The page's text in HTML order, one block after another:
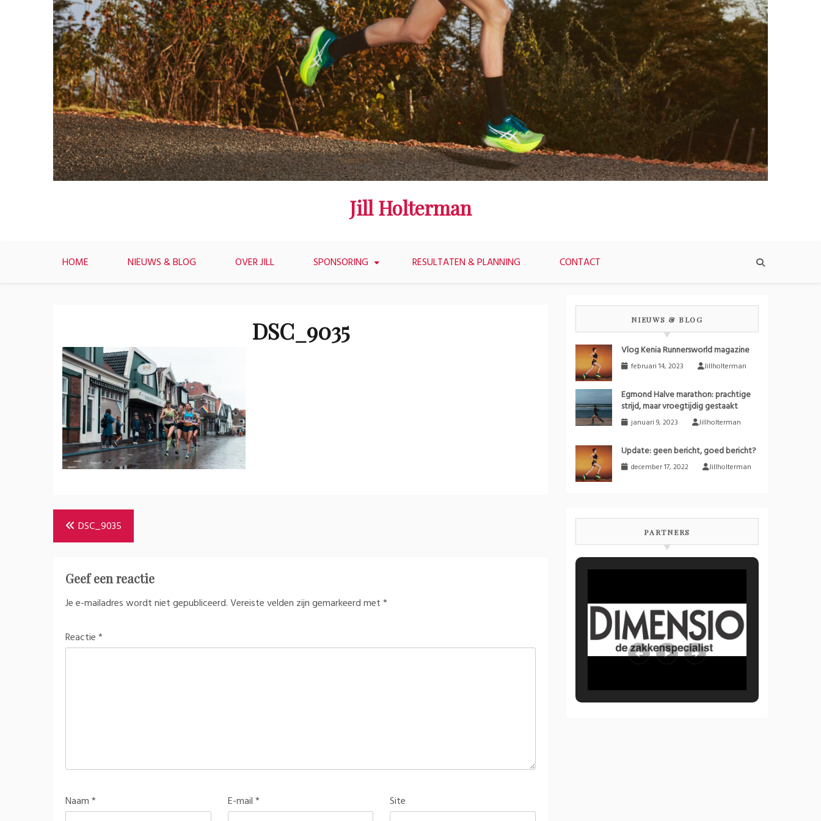
Jill Holterman
HOME NIEUWS & BLOG OVER JILL SPONSORING RESULTATEN & PLANNING CONTACT
DSC_9035
Bericht
navigatie
DSC_9035
Geef een reactie
Je e-mailadres wordt niet gepubliceerd.Vereiste velden zijn gemarkeerd met*
Reactie*
Naam* E-mail* Site
NIEUWS & BLOG
Vlog Kenia Runnersworld magazine
februari 14, 2023 Jillholterman
Egmond Halve marathon: prachtige
strijd, maar vroegtijdig gestaakt
januari 9, 2023 Jillholterman
Update: geen bericht, goed bericht?
december 17, 2022 Jillholterman
PARTNERS